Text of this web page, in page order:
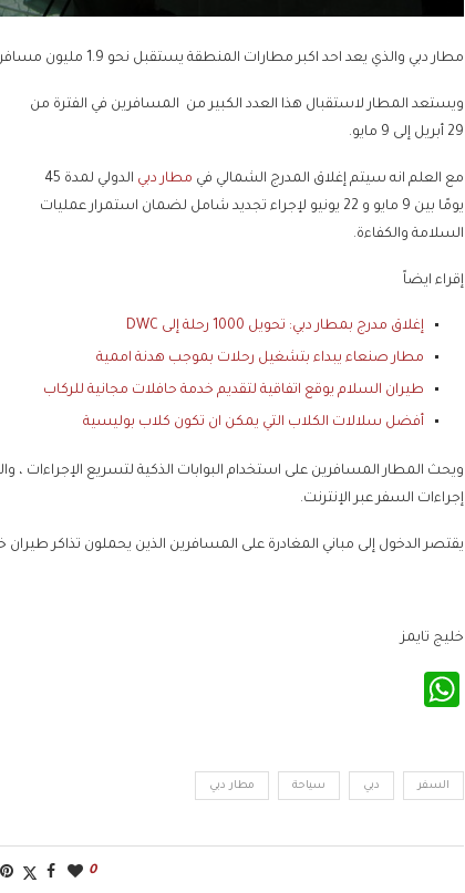
مطار دبي والذي يعد احد اكبر مطارات المنطقة يستقبل نحو 1.9 مليون مسافر.
ويستعد المطار لاستقبال هذا العدد الكبير من المسافرين في الفترة من
29 أبريل إلى 9 مايو.
مع العلم انه سيتم إغلاق المدرج الشمالي في مطار دبي
الدولي لمدة 45
يومًا بين 9 مايو و 22 يونيو لإجراء تجديد شامل لضمان استمرار عمليات
السلامة والكفاءة.
إقراء ايضاً
إغلاق مدرج بمطار دبي: تحويل 1000 رحلة إلى DWC
مطار صنعاء يبداء بتشغيل رحلات بموجب هدنة اممية
طيران السلام يوقع اتفاقية لتقديم خدمة حافلات مجانية للركاب
أفضل سلالات الكلاب التي يمكن ان تكون كلاب بوليسية
إجراءات السفر عبر الإنترنت.
يقتصر الدخول إلى مباني المغادرة على المسافرين الذين يحملون تذاكر
خليج تايمز
السفر دبي سياحة مطار دبي
0